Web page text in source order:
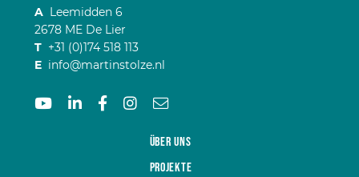
ALeemidden 6
2678 ME De Lier
T+31 (0)174 518 113
Einfo@martinstolze.nl
Über uns
Projekte